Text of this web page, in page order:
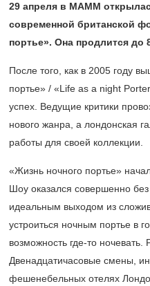
29 апреля в МАММ
современной британской
портье». Она продлится до
После того, как в 2005 году
портье» / «Life as a night
успех. Ведущие критики
нового жанра, а лондонская
работы для своей коллекции.
«Жизнь ночного портье»
Шоу оказался совершенно
идеальным выходом из
устроиться ночным портье в
возможность где-то
Двенадцатичасовые смены,
фешенебельных отелях